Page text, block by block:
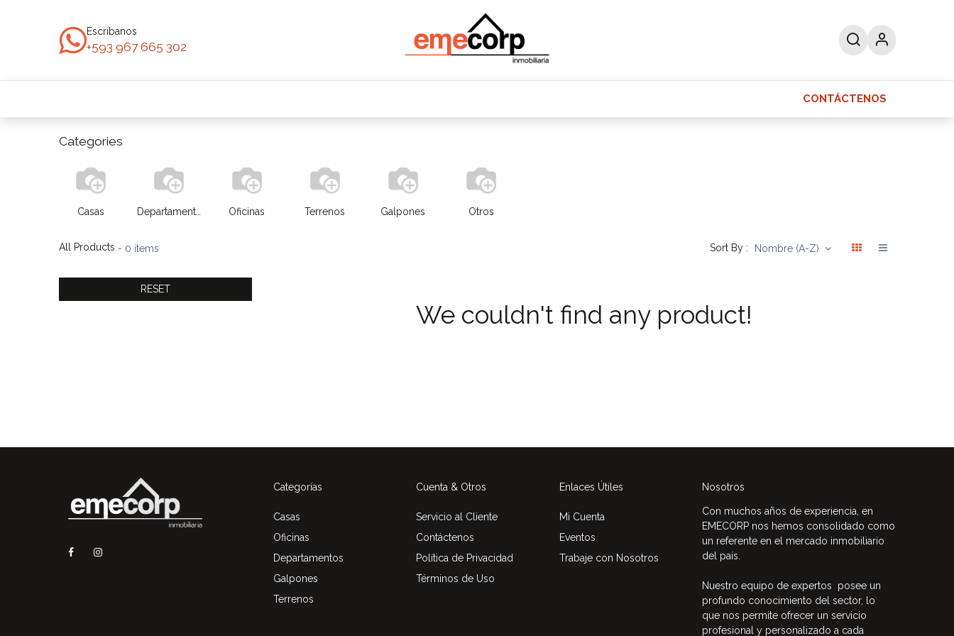
Escríbanos
+593 967 665 302
CONTÁCTENOS
Categories
Casas Departamentos Oficinas Terrenos Galpones Otros
All Products - 0 items Sort By : Nombre (A-Z)
RESET
We couldn't find any product!
Categorías
Casas
Oficinas
Departamentos
Galpones
Terrenos
Cuenta & Otros
Servicio al Cliente
Contáctenos
Política de Privacidad
Términos de Uso
Enlaces Útiles
Mi Cuenta
Eventos
Trabaje con Nosotros
Nosotros
Con muchos años de experiencia, en
EMECORP nos hemos consolidado como
un referente en el mercado inmobiliario
del país.
Nuestro equipo de expertos posee un
profundo conocimiento del sector, lo
que nos permite ofrecer un servicio
profesional y personalizado a cada